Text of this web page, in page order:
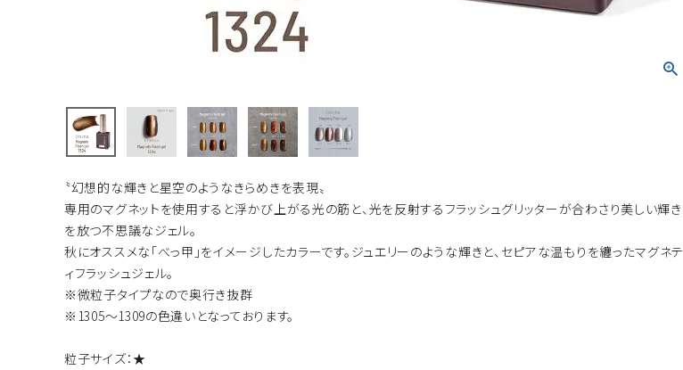
〝幻想的な輝きと星空のようなきらめきを表現〟
専用のマグネットを使用すると浮かび上がる光の筋と、光を反射するフラッシュグリッターが合わさり美しい輝き
を放つ不思議なジェル。
秋にオススメな「べっ甲」をイメージしたカラーです。ジュエリーのような輝きと、セピアな温もりを纏ったマグネテ
ィフラッシュジェル。
※微粒子タイプなので奥行き抜群
※1305～1309の色違いとなっております。
粒子サイズ：★